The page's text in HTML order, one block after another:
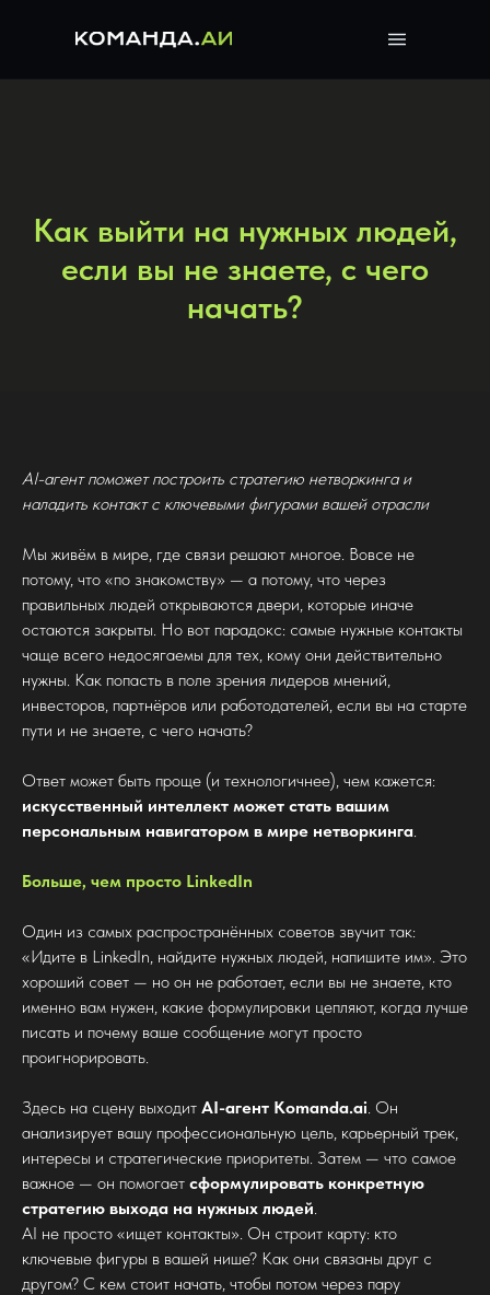
Как выйти на нужных людей,
если вы не знаете, с чего
начать?
AI-агент поможет построить стратегию нетворкинга и
наладить контакт с ключевыми фигурами вашей отрасли
Мы живём в мире, где связи решают многое. Вовсе не
потому, что «по знакомству» — а потому, что через
правильных людей открываются двери, которые иначе
остаются закрыты. Но вот парадокс: самые нужные контакты
чаще всего недосягаемы для тех, кому они действительно
нужны. Как попасть в поле зрения лидеров мнений,
инвесторов, партнёров или работодателей, если вы на старте
пути и не знаете, с чего начать?
Ответ может быть проще (и технологичнее), чем кажется:
искусственный интеллект может стать вашим
персональным навигатором в мире нетворкинга.
Больше, чем просто LinkedIn
Один из самых распространённых советов звучит так:
«Идите в LinkedIn, найдите нужных людей, напишите им». Это
хороший совет — но он не работает, если вы не знаете, кто
именно вам нужен, какие формулировки цепляют, когда лучше
писать и почему ваше сообщение могут просто
проигнорировать.
Здесь на сцену выходит AI-агент Komanda.ai. Он
анализирует вашу профессиональную цель, карьерный трек,
интересы и стратегические приоритеты. Затем — что самое
важное — он помогает сформулировать конкретную
стратегию выхода на нужных людей.
AI не просто «ищет контакты». Он строит карту: кто
ключевые фигуры в вашей нише? Как они связаны друг с
другом? С кем стоит начать, чтобы потом через пару